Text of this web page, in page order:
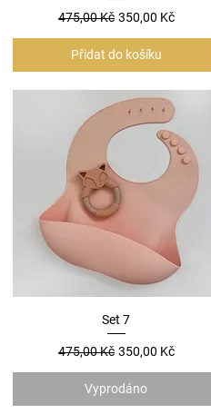
Běžná cena
475,00 Kč Zvýhodněná cena
350,00 Kč
Přidat do košíku
Rychlý náhled
Set 7
Běžná cena
475,00 Kč Zvýhodněná cena
350,00 Kč
Vyprodáno